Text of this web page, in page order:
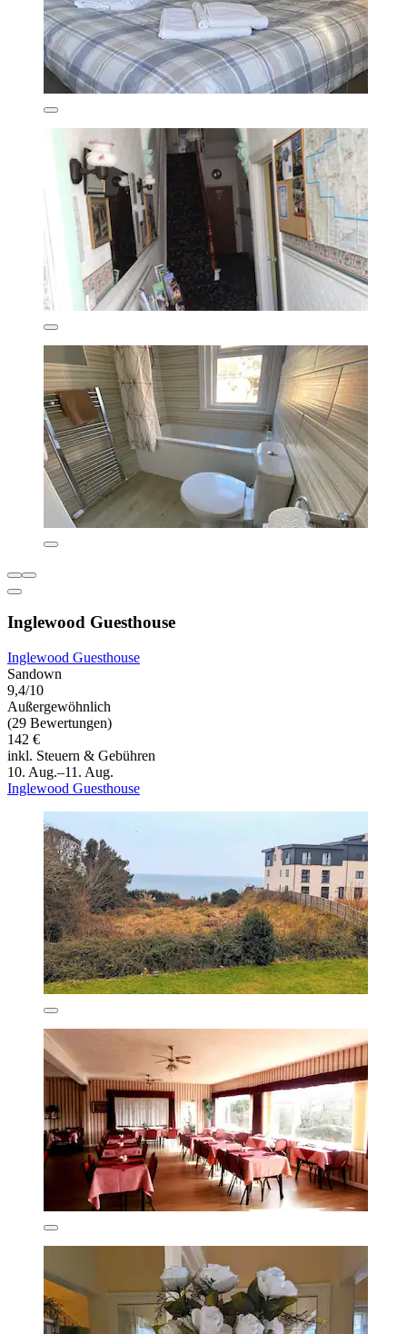
Inglewood Guesthouse
Inglewood Guesthouse
Sandown
9,4/10
Außergewöhnlich
(29 Bewertungen)
142 €
inkl. Steuern & Gebühren
10. Aug.–11. Aug.
Inglewood Guesthouse